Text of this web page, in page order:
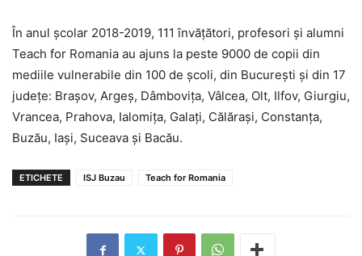
În anul şcolar 2018-2019, 111 învăţători, profesori şi alumni
Teach for Romania au ajuns la peste 9000 de copii din
mediile vulnerabile din 100 de şcoli, din Bucureşti şi din 17
judeţe: Braşov, Argeş, Dâmboviţa, Vâlcea, Olt, Ilfov, Giurgiu,
Vrancea, Prahova, Ialomiţa, Galaţi, Călăraşi, Constanţa,
Buzău, Iaşi, Suceava şi Bacău.
ETICHETE ISJ Buzau Teach for Romania